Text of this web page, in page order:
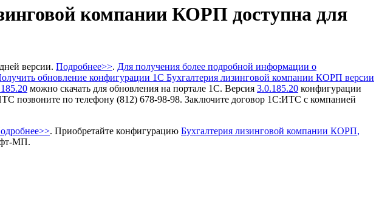
компании КОРП доступна для
версии. Подробнее>>. Для получения более подробной информации о
обновление конфигурации 1С Бухгалтерия лизинговой компании КОРП версии
можно скачать для обновления на портале 1С. Версия 3.0.185.20 конфигурации
позвоните по телефону (812) 678-98-98. Заключите договор 1С:ИТС с компанией
. Приобретайте конфигурацию Бухгалтерия лизинговой компании КОРП,
МП.